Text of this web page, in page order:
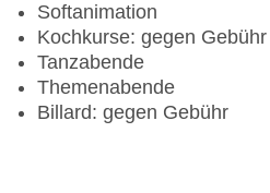
Softanimation
Kochkurse: gegen Gebühr
Tanzabende
Themenabende
Billard: gegen Gebühr